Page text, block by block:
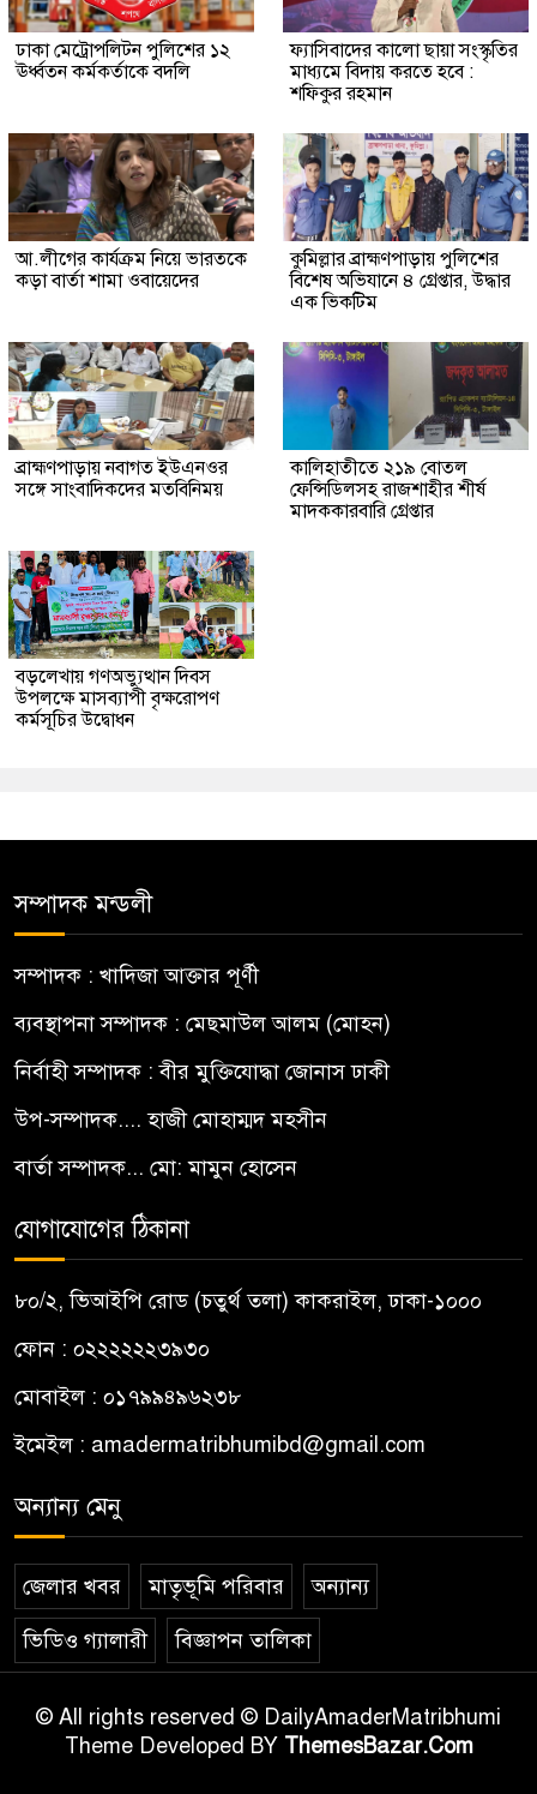
ঢাকা মেট্রোপলিটন পুলিশের ১২
ঊর্ধ্বতন কর্মকর্তাকে বদলি
ফ্যাসিবাদের কালো ছায়া সংস্কৃতির
মাধ্যমে বিদায় করতে হবে :
শফিকুর রহমান
আ.লীগের কার্যক্রম নিয়ে ভারতকে
কড়া বার্তা শামা ওবায়েদের
কুমিল্লার ব্রাহ্মণপাড়ায় পুলিশের
বিশেষ অভিযানে ৪ গ্রেপ্তার, উদ্ধার
এক ভিকটিম
ব্রাহ্মণপাড়ায় নবাগত ইউএনওর
সঙ্গে সাংবাদিকদের মতবিনিময়
কালিহাতীতে ২১৯ বোতল
ফেন্সিডিলসহ রাজশাহীর শীর্ষ
মাদককারবারি গ্রেপ্তার
বড়লেখায় গণঅভ্যুত্থান দিবস
উপলক্ষে মাসব্যাপী বৃক্ষরোপণ
কর্মসূচির উদ্বোধন
সম্পাদক মন্ডলী
সম্পাদক : খাদিজা আক্তার পূর্ণী
ব্যবস্থাপনা সম্পাদক : মেছমাউল আলম (মোহন)
নির্বাহী সম্পাদক : বীর মুক্তিযোদ্ধা জোনাস ঢাকী
উপ-সম্পাদক.... হাজী মোহাম্মদ মহসীন
বার্তা সম্পাদক... মো: মামুন হোসেন
যোগাযোগের ঠিকানা
৮০/২, ভিআইপি রোড (চতুর্থ তলা) কাকরাইল, ঢাকা-১০০০
ফোন : ০২২২২২২৩৯৩০
মোবাইল : ০১৭৯৯৪৯৬২৩৮
ইমেইল : amadermatribhumibd@gmail.com
অন্যান্য মেনু
জেলার খবর মাতৃভূমি পরিবার অন্যান্য
ভিডিও গ্যালারী বিজ্ঞাপন তালিকা
© All rights reserved © DailyAmaderMatribhumi
Theme Developed BY ThemesBazar.Com